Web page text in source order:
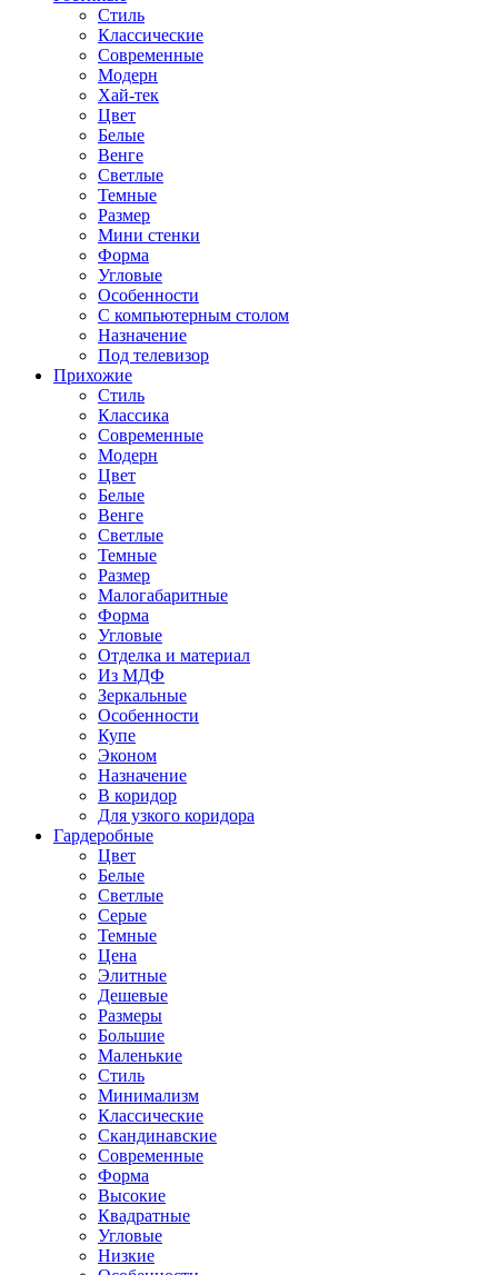
Стиль
Классические
Современные
Модерн
Хай-тек
Цвет
Белые
Венге
Светлые
Темные
Размер
Мини стенки
Форма
Угловые
Особенности
С компьютерным столом
Назначение
Под телевизор
Прихожие
Стиль
Классика
Современные
Модерн
Цвет
Белые
Венге
Светлые
Темные
Размер
Малогабаритные
Форма
Угловые
Отделка и материал
Из МДФ
Зеркальные
Особенности
Купе
Эконом
Назначение
В коридор
Для узкого коридора
Гардеробные
Цвет
Белые
Светлые
Серые
Темные
Цена
Элитные
Дешевые
Размеры
Большие
Маленькие
Стиль
Минимализм
Классические
Скандинавские
Современные
Форма
Высокие
Квадратные
Угловые
Низкие